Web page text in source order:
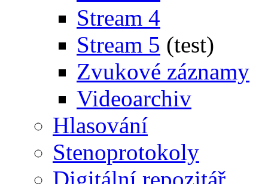
Stream 4
Stream 5 (test)
Zvukové záznamy
Videoarchiv
Hlasování
Stenoprotokoly